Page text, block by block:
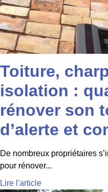
Toiture,
isolation :
rénover son
d’alerte et
De nombreux propriétaires
pour rénover...
Lire l'article